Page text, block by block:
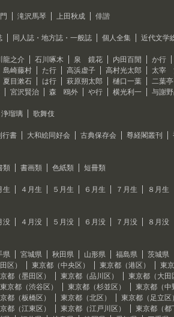
滝沢馬琴 上田秋成
俳諧
同人誌・地方誌・一般誌 個人全集
近代文学
龍之介 石川啄木 泉 鏡花 内田百閒
か行
島崎藤村 た行 高浜虚子 高村光太郎
太宰
夏目漱石 は行 萩原朔太郎 樋口一葉
二葉
宮沢賢治 森 鴎外 や行 横光利一
与謝
浄瑠璃
歌舞伎
行書 大和絵同好会 古典保存会 尊経閣叢刊
類 書画類 色紙類
短冊類
生 ４月生 ５月生 ６月生 ７月生
８月生
没 ４月没 ５月没 ６月没 ７月没
８月没
県 宮城県 秋田県 山形県 福島県
茨城県
区） 東京都（中央区） 東京都（港区）
東
都（墨田区） 東京都（品川区）
東京都（大田
東京都（渋谷区） 東京都（杉並区）
東京都（中
都（板橋区） 東京都（北区）
東京都（足立区
都（江東区） 東京都（江戸川区）
東京都（都